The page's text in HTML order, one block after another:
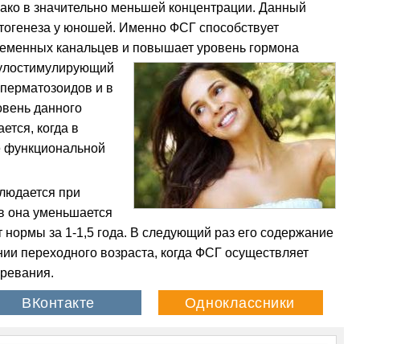
в значительно меньшей концентрации. Данный
у юношей. Именно ФСГ способствует
канальцев и повышает уровень гормона
и в
данного
когда в
функциональной
при
она уменьшается
нормы за 1-1,5 года. В следующий раз его содержание
переходного возраста, когда ФСГ осуществляет